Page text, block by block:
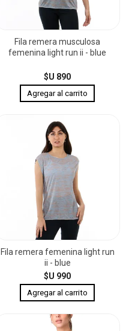
Fila remera musculosa
femenina light run ii - blue
$U 890
Fila remera femenina light run
ii - blue
$U 990